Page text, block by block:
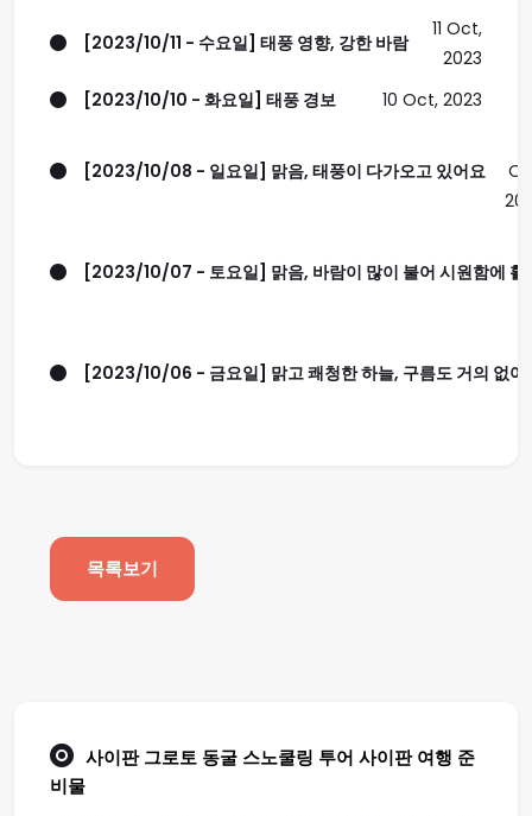
[2023/10/11 - 수요일] 태풍 영향, 강한 바람
11 Oct,
2023
[2023/10/10 - 화요일] 태풍 경보
10 Oct, 2023
[2023/10/08 - 일요일] 맑음, 태풍이 다가오고 있어요
[2023/10/07 - 토요일] 맑음, 바람이 많이 불어 시원함에 활
[2023/10/06 - 금요일] 맑고 쾌청한 하늘, 구름도 거의 없어
목록보기
사이판 그로토 동굴 스노쿨링 투어 사이판 여행 준
비물